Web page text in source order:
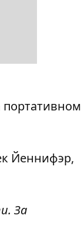
портативном
Йеннифэр,
За